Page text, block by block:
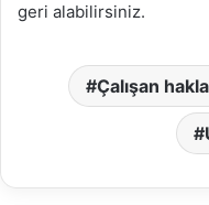
geri alabilirsiniz.
Çalışan